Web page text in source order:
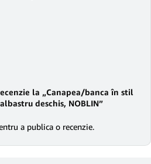
la „Canapea/banca în stil
deschis, NOBLIN”
a publica o recenzie.